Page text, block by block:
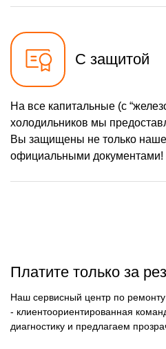
С защитой
На все капитальные (с
холодильников мы
Вы защищены не только
официальными документами!
Платите только за
Наш сервисный центр по
- клиентоориентированная
диагностику и предлагаем